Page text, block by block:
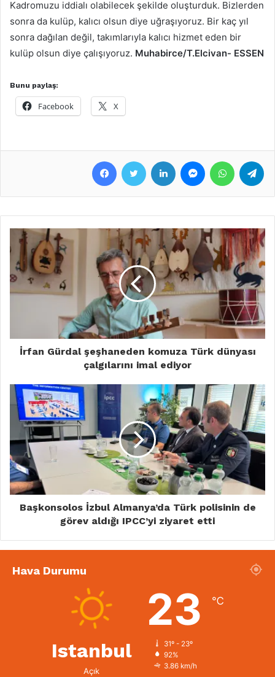
Kadromuzu iddialı olabilecek şekilde oluşturduk. Bizlerden
sonra da kulüp, kalıcı olsun diye uğraşıyoruz. Bir kaç yıl
sonra dağılan değil, takımlarıyla kalıcı hizmet eden bir
kulüp olsun diye çalışıyoruz. Muhabirce/T.Elcivan- ESSEN
Bunu paylaş:
Facebook X
İrfan Gürdal şeşhaneden komuza Türk dünyası
çalgılarını imal ediyor
Başkonsolos İzbul Almanya’da Türk polisinin de
görev aldığı IPCC’yi ziyaret etti
Hava Durumu
Istanbul
Açık
23 ℃
31º - 23º
92%
3.86 km/h